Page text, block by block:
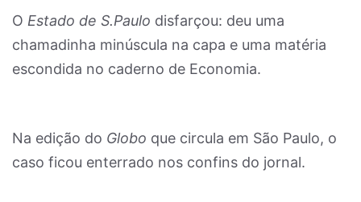
O Estado de S.Paulo disfarçou: deu uma
chamadinha minúscula na capa e uma matéria
escondida no caderno de Economia.
Na edição do Globo que circula em São Paulo, o
caso ficou enterrado nos confins do jornal.